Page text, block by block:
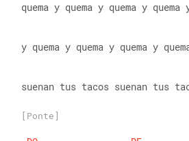
quema y quema y quema y quema
y quema y quema y quema y
suenan tus tacos suenan tus
[Ponte]